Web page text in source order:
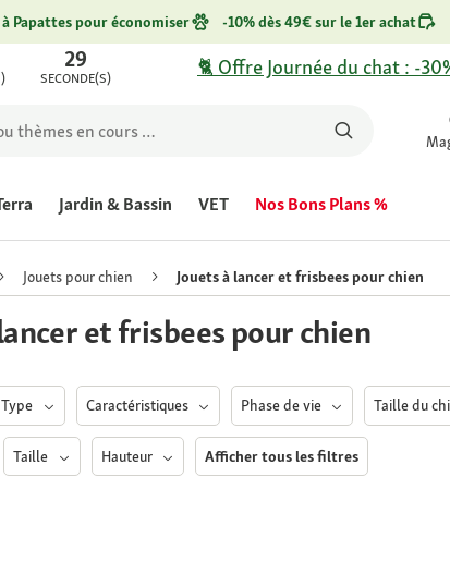
Papattes pour économiser -10% dès 49€ sur le 1er achat
29
SECONDE(S) 🐈 Offre Journée du chat : -
Jardin & Bassin VET Nos Bons Plans %
Jouets pour chien Jouets à lancer et frisbees pour chien
et frisbees pour chien
Type Caractéristiques Phase de vie Taille du
Taille Hauteur Afficher tous les filtres